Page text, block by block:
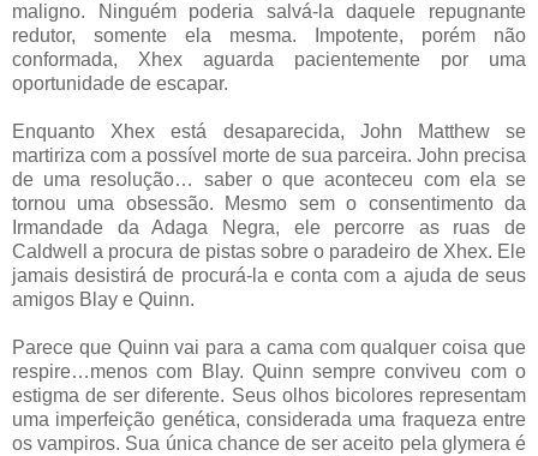
maligno. Ninguém poderia salvá-la daquele repugnante
redutor, somente ela mesma. Impotente, porém não
conformada, Xhex aguarda pacientemente por uma
oportunidade de escapar.
Enquanto Xhex está desaparecida, John Matthew se
martiriza com a possível morte de sua parceira. John precisa
de uma resolução… saber o que aconteceu com ela se
tornou uma obsessão. Mesmo sem o consentimento da
Irmandade da Adaga Negra, ele percorre as ruas de
Caldwell a procura de pistas sobre o paradeiro de Xhex. Ele
jamais desistirá de procurá-la e conta com a ajuda de seus
amigos Blay e Quinn.
Parece que Quinn vai para a cama com qualquer coisa que
respire…menos com Blay. Quinn sempre conviveu com o
estigma de ser diferente. Seus olhos bicolores representam
uma imperfeição genética, considerada uma fraqueza entre
os vampiros. Sua única chance de ser aceito pela glymera é